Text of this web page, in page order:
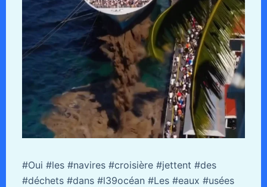
#Oui #les #navires #croisière #jettent #des
#déchets #dans #l39océan #Les #eaux #usées